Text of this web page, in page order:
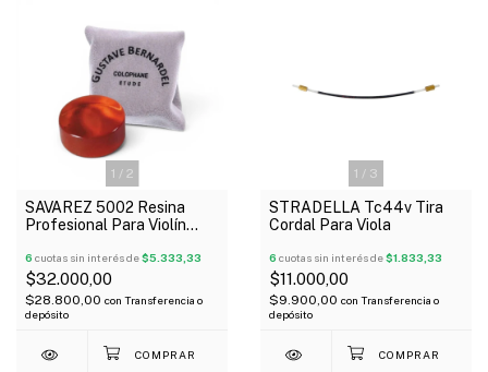
1 / 2
SAVAREZ 5002 Resina
Profesional Para Violín
Bernardel
6 cuotas sin interés de$5.333,33
$32.000,00
$28.800,00 con Transferencia o
depósito
1 / 3
STRADELLA Tc44v Tira
Cordal Para Viola
6 cuotas sin interés de$1.833,33
$11.000,00
$9.900,00 con Transferencia o
depósito